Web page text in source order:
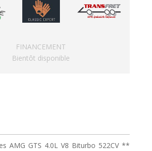
FINANCEMENT
Bientôt disponible
AMG GTS 4.0L V8 Biturbo 522CV **